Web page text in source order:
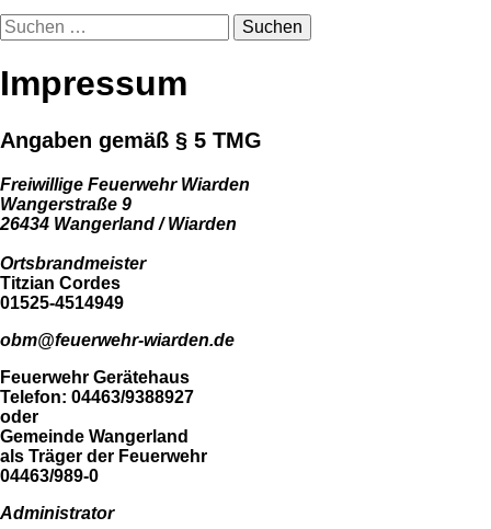
Suchen
nach:
Impressum
Angaben gemäß § 5 TMG
Freiwillige Feuerwehr Wiarden
Wangerstraße 9
26434 Wangerland / Wiarden
Ortsbrandmeister
Titzian Cordes
01525-4514949
obm@feuerwehr-wiarden.de
Feuerwehr Gerätehaus
Telefon: 04463/9388927
oder
Gemeinde Wangerland
als Träger der Feuerwehr
04463/989-0
Administrator